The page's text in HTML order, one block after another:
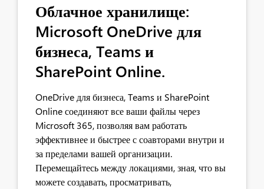
Облачное хранилище:
Microsoft OneDrive для
бизнеса, Teams и
SharePoint Online.
OneDrive для бизнеса, Teams и SharePoint
Online соединяют все ваши файлы через
Microsoft 365, позволяя вам работать
эффективнее и быстрее с соавторами внутри и
за пределами вашей организации.
Перемещайтесь между локациями, зная, что вы
можете создавать, просматривать,